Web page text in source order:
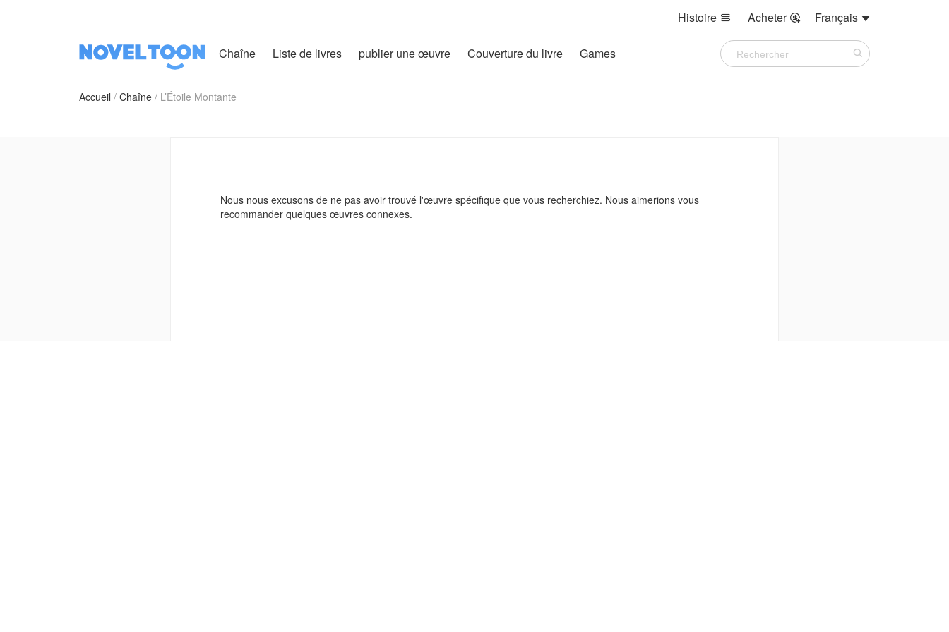
Histoire  Acheter  Français 
Chaîne Liste de livres publier une œuvre Couverture du livre Games
Accueil Chaîne L’Étoile Montante
Nous nous excusons de ne pas avoir trouvé l'œuvre spécifique que vous recherchiez. Nous aimerions vous
recommander quelques œuvres connexes.